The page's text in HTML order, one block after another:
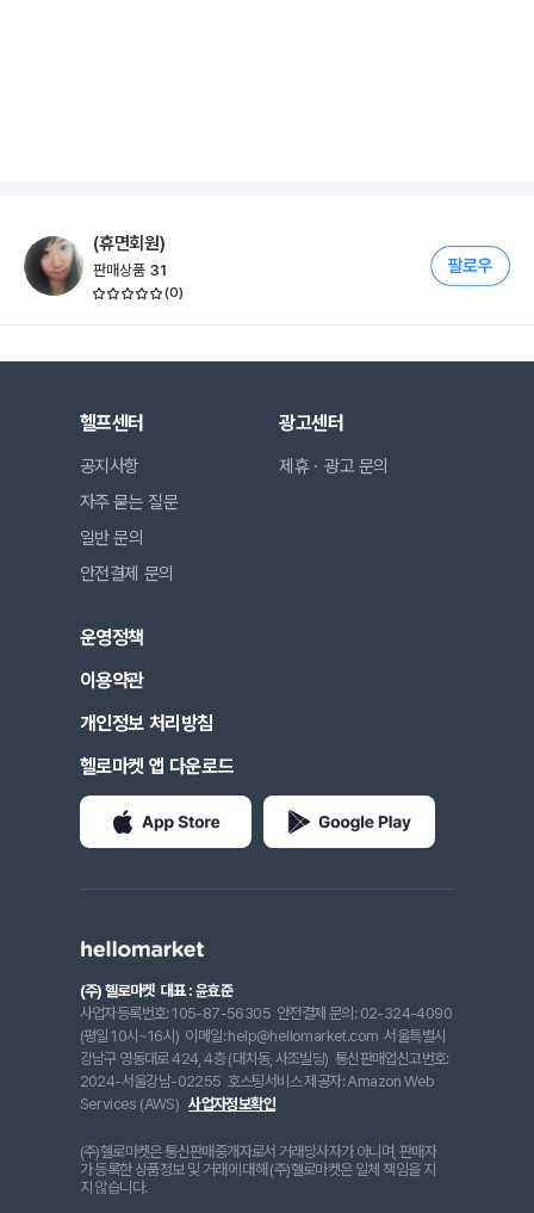
(휴면회원)
판매상품 31
(0)
헬프센터
공지사항
자주 묻는 질문
일반 문의
안전결제 문의
광고센터
제휴ㆍ광고 문의
운영정책
이용약관
개인정보 처리방침
헬로마켓 앱 다운로드
(주) 헬로마켓 대표 : 윤효준
사업자등록번호: 105-87-56305 안전결제 문의: 02-324-4090
(평일 10시~16시) 이메일: help@hellomarket.com 서울특별시
강남구 영동대로 424, 4층 (대치동, 사조빌딩) 통신판매업신고번호:
2024-서울강남-02255 호스팅서비스 제공자: Amazon Web
Services (AWS) 사업자정보확인
(주)헬로마켓은 통신판매중개자로서 거래당사자가 아니며, 판매자
가 등록한 상품정보 및 거래에 대해 (주)헬로마켓은 일체 책임을 지
지 않습니다.